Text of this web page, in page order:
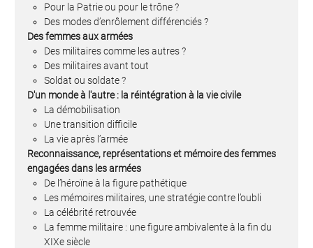
Pour la Patrie ou pour le trône ?
Des modes d’enrôlement différenciés ?
Des femmes aux armées
Des militaires comme les autres ?
Des militaires avant tout
Soldat ou soldate ?
D'un monde à l'autre : la réintégration à la vie civile
La démobilisation
Une transition difficile
La vie après l’armée
Reconnaissance, représentations et mémoire des femmes
engagées dans les armées
De l’héroïne à la figure pathétique
Les mémoires militaires, une stratégie contre l’oubli
La célébrité retrouvée
La femme militaire : une figure ambivalente à la fin du
XIXe siècle